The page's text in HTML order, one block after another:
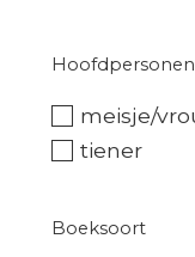
Hoofdpersonen
meisje/
tiener
Boeksoort